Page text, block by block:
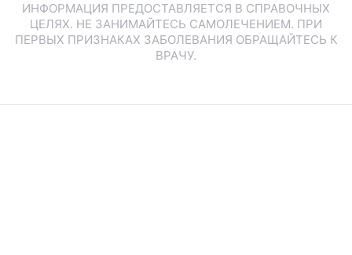
ИНФОРМАЦИЯ ПРЕДОСТАВЛЯЕТСЯ В СПРАВОЧНЫХ
ЦЕЛЯХ. НЕ ЗАНИМАЙТЕСЬ САМОЛЕЧЕНИЕМ. ПРИ
ПЕРВЫХ ПРИЗНАКАХ ЗАБОЛЕВАНИЯ ОБРАЩАЙТЕСЬ К
ВРАЧУ.